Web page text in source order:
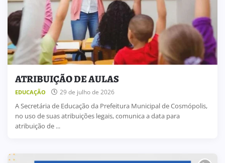
ATRIBUIÇÃO DE AULAS
EDUCAÇÃO 29 de julho de 2026
A Secretária de Educação da Prefeitura Municipal de Cosmópolis,
no uso de suas atribuições legais, comunica a data para
atribuição de ...